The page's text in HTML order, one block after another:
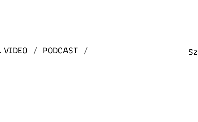
VIDEO / PODCAST
/